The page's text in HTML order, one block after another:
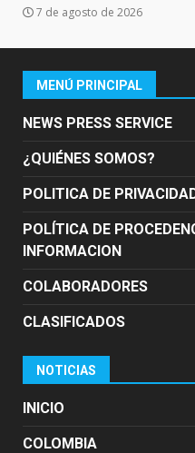
7 de agosto de 2026
MENÚ PRINCIPAL
NEWS PRESS SERVICE
¿QUIÉNES SOMOS?
POLITICA DE
POLÍTICA DE
INFORMACION
COLABORADORES
CLASIFICADOS
NOTICIAS
INICIO
COLOMBIA